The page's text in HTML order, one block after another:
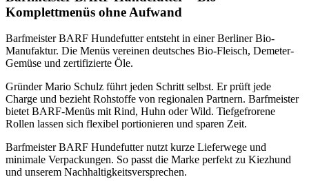
Komplettmenüs ohne Aufwand
Barfmeister BARF Hundefutter entsteht in einer Berliner Bio-
Manufaktur. Die Menüs vereinen deutsches Bio-Fleisch, Demeter-
Gemüse und zertifizierte Öle.
Gründer Mario Schulz führt jeden Schritt selbst. Er prüft jede
Charge und bezieht Rohstoffe von regionalen Partnern. Barfmeister
bietet BARF-Menüs mit Rind, Huhn oder Wild. Tiefgefrorene
Rollen lassen sich flexibel portionieren und sparen Zeit.
Barfmeister BARF Hundefutter nutzt kurze Lieferwege und
minimale Verpackungen. So passt die Marke perfekt zu Kiezhund
und unserem Nachhaltigkeitsversprechen.